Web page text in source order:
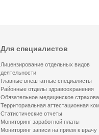
Для специалистов
Лицензирование отдельных видов
деятельности
Главные внештатные специалисты
Районные отделы здравоохранения
Обязательное медицинское
Территориальная аттестационная
Статистические отчеты
Мониторинг заработной платы
Мониторинг записи на прием к врачу